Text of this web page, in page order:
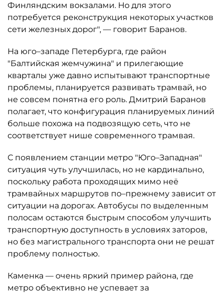
Финляндским вокзалами. Но для этого
потребуется реконструкция некоторых участков
сети железных дорог", — говорит Баранов.
На юго–западе Петербурга, где район
"Балтийская жемчужина" и прилегающие
кварталы уже давно испытывают транспортные
проблемы, планируется развивать трамвай, но
не совсем понятна его роль. Дмитрий Баранов
полагает, что конфигурация планируемых линий
больше похожа на подвозящую сеть, что не
соответствует нише современного трамвая.
С появлением станции метро "Юго–Западная"
ситуация чуть улучшилась, но не кардинально,
поскольку работа проходящих мимо неё
трамвайных маршрутов по–прежнему зависит от
ситуации на дорогах. Автобусы по выделенным
полосам остаются быстрым способом улучшить
транспортную доступность в условиях заторов,
но без магистрального транспорта они не решат
проблему полностью.
Каменка — очень яркий пример района, где
метро объективно не успевает за